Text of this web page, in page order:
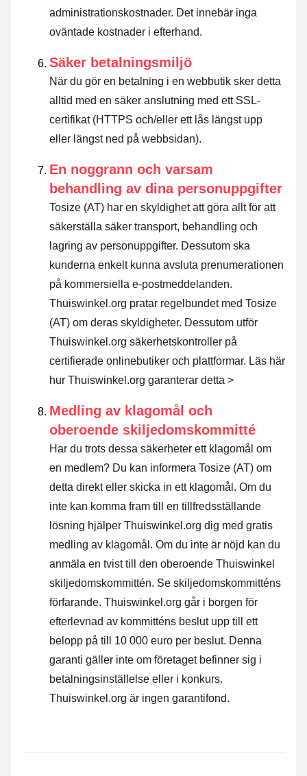
administrationskostnader. Det innebär inga
oväntade kostnader i efterhand.
Säker betalningsmiljö
När du gör en betalning i en webbutik sker detta
alltid med en säker anslutning med ett SSL-
certifikat (HTTPS och/eller ett lås längst upp
eller längst ned på webbsidan).
En noggrann och varsam
behandling av dina personuppgifter
Tosize (AT) har en skyldighet att göra allt för att
säkerställa säker transport, behandling och
lagring av personuppgifter. Dessutom ska
kunderna enkelt kunna avsluta prenumerationen
på kommersiella e-postmeddelanden.
Thuiswinkel.org pratar regelbundet med Tosize
(AT) om deras skyldigheter. Dessutom utför
Thuiswinkel.org säkerhetskontroller på
certifierade onlinebutiker och plattformar. Läs här
hur Thuiswinkel.org garanterar detta >
Medling av klagomål och
oberoende skiljedomskommitté
Har du trots dessa säkerheter ett klagomål om
en medlem? Du kan informera Tosize (AT) om
detta direkt eller skicka in ett klagomål . Om du
inte kan komma fram till en tillfredsställande
lösning hjälper Thuiswinkel.org dig med gratis
medling av klagomål. Om du inte är nöjd kan du
anmäla en tvist till den oberoende Thuiswinkel
skiljedomskommittén. Se skiljedomskommitténs
förfarande. Thuiswinkel.org går i borgen för
efterlevnad av kommitténs beslut upp till ett
belopp på till 10 000 euro per beslut. Denna
garanti gäller inte om företaget befinner sig i
betalningsinställelse eller i konkurs.
Thuiswinkel.org är ingen garantifond.